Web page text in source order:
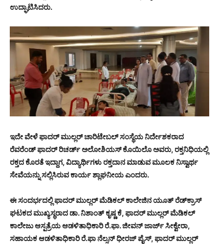
ಉದ್ಘಾಟಿಸಿದರು.
ಇದೇ ವೇಳೆ ಫಾದರ್ ಮುಲ್ಲರ್ ಚಾರಿಟೇಬಲ್ ಸಂಸ್ಥೆಯ ನಿರ್ದೇಶಕರಾದ
ರೆವರೆಂಡ್ ಫಾದರ್ ರಿಚರ್ಡ್ ಅಲೋಶಿಯಸ್ ಕೊಯಿಲೊ ಅವರು, ರಕ್ತನಿಧಿಯಲ್ಲಿ
ರಕ್ತದ ಕೊರತೆ ಇದ್ದಾಗ, ವಿದ್ಯಾರ್ಥಿಗಳು ರಕ್ತದಾನ ಮಾಡುವ ಮೂಲಕ ನಿಸ್ವಾರ್ಥ
ಸೇವೆಯನ್ನು ಸಲ್ಲಿಸಿರುವ ಕಾರ್ಯ ಶ್ಲಾಘನೀಯ ಎಂದರು.
ಈ ಸಂದರ್ಭದಲ್ಲಿ ಫಾದರ್ ಮುಲ್ಲರ್ ಮೆಡಿಕಲ್ ಕಾಲೇಜಿನ ಯೂತ್ ರೆಡ್‌ಕ್ರಾಸ್
ಘಟಕದ ಮುಖ್ಯಸ್ಥರಾದ ಡಾ. ನಿಶಾಂತ್ ಕೃಷ್ಣ ಕೆ, ಫಾದರ್ ಮುಲ್ಲರ್ ಮೆಡಿಕಲ್
ಕಾಲೇಜು ಆಸ್ಪತ್ರೆಯ ಆಡಳಿತಾಧಿಕಾರಿ ರೆ.ಫಾ. ಜೀವನ್ ಜಾರ್ಜ್ ಸೀಕ್ವೇರಾ,
ಸಹಾಯಕ ಆಡಳಿತಾಧಿಕಾರಿ ರೆ.ಫಾ ನೆಲ್ಸನ್ ಧೀರಜ್ ಪೈಸ್, ಫಾದರ್ ಮುಲ್ಲರ್